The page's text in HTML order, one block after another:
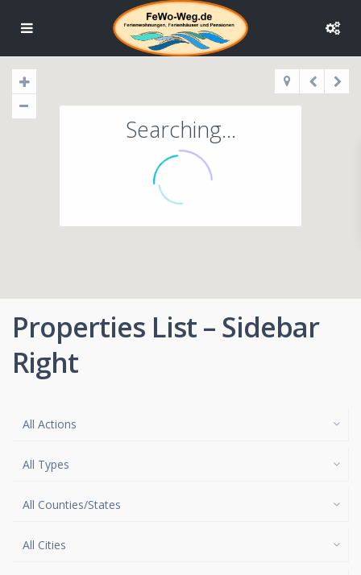
Searching...
Properties List – Sidebar
Right
All Actions
All Types
All Counties/States
All Cities